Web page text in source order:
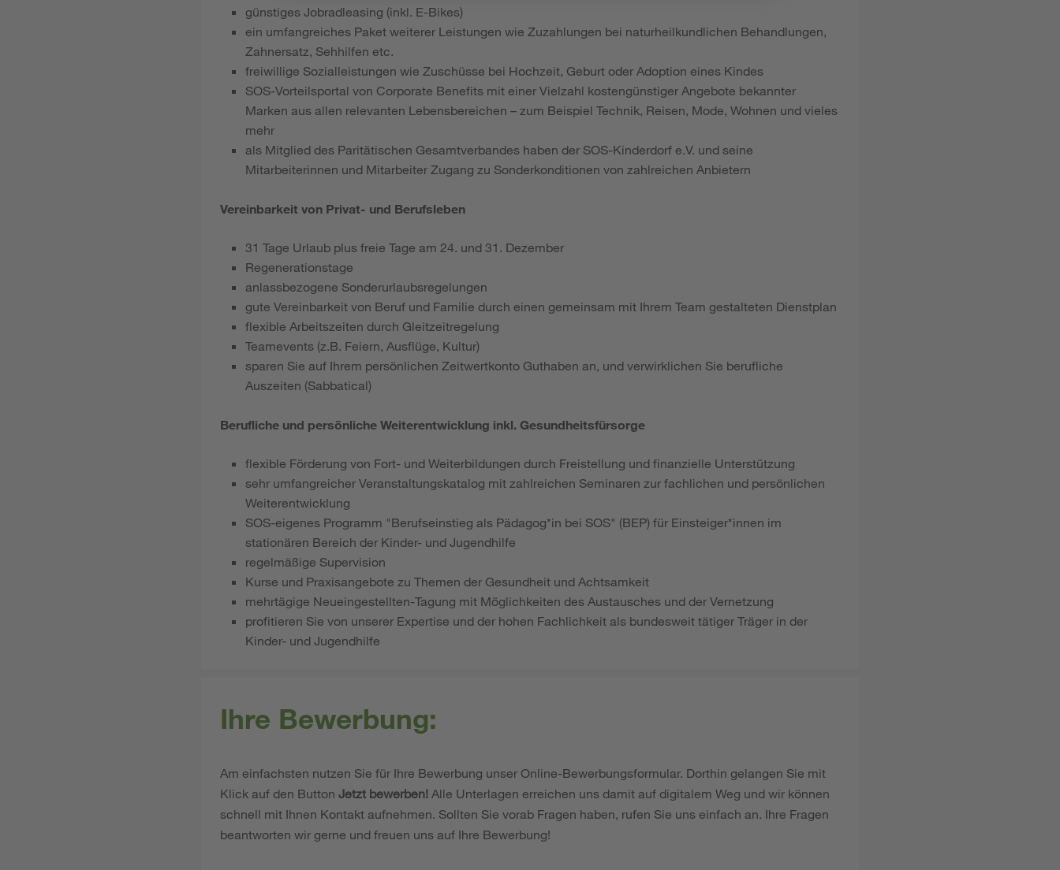
günstiges Jobradleasing (inkl. E-Bikes)
ein umfangreiches Paket weiterer Leistungen wie Zuzahlungen bei naturheilkundlichen Behandlungen,
Zahnersatz, Sehhilfen etc.
freiwillige Sozialleistungen wie Zuschüsse bei Hochzeit, Geburt oder Adoption eines Kindes
SOS-Vorteilsportal von Corporate Benefits mit einer Vielzahl kostengünstiger Angebote bekannter
Marken aus allen relevanten Lebensbereichen – zum Beispiel Technik, Reisen, Mode, Wohnen und vieles
mehr
als Mitglied des Paritätischen Gesamtverbandes haben der SOS-Kinderdorf e.V. und seine
Mitarbeiterinnen und Mitarbeiter Zugang zu Sonderkonditionen von zahlreichen Anbietern
Vereinbarkeit von Privat- und Berufsleben
31 Tage Urlaub plus freie Tage am 24. und 31. Dezember
Regenerationstage
anlassbezogene Sonderurlaubsregelungen
gute Vereinbarkeit von Beruf und Familie durch einen gemeinsam mit Ihrem Team gestalteten Dienstplan
flexible Arbeitszeiten durch Gleitzeitregelung
Teamevents (z.B. Feiern, Ausflüge, Kultur)
sparen Sie auf Ihrem persönlichen Zeitwertkonto Guthaben an, und verwirklichen Sie berufliche
Auszeiten (Sabbatical)
Berufliche und persönliche Weiterentwicklung inkl. Gesundheitsfürsorge
flexible Förderung von Fort- und Weiterbildungen durch Freistellung und finanzielle Unterstützung
sehr umfangreicher Veranstaltungskatalog mit zahlreichen Seminaren zur fachlichen und persönlichen
Weiterentwicklung
SOS-eigenes Programm "Berufseinstieg als Pädagog*in bei SOS" (BEP) für Einsteiger*innen im
stationären Bereich der Kinder- und Jugendhilfe
regelmäßige Supervision
Kurse und Praxisangebote zu Themen der Gesundheit und Achtsamkeit
mehrtägige Neueingestellten-Tagung mit Möglichkeiten des Austausches und der Vernetzung
profitieren Sie von unserer Expertise und der hohen Fachlichkeit als bundesweit tätiger Träger in der
Kinder- und Jugendhilfe
Ihre Bewerbung:
Am einfachsten nutzen Sie für Ihre Bewerbung unser Online-Bewerbungsformular. Dorthin gelangen Sie mit
Klick auf den Button Jetzt bewerben! Alle Unterlagen erreichen uns damit auf digitalem Weg und wir können
schnell mit Ihnen Kontakt aufnehmen. Sollten Sie vorab Fragen haben, rufen Sie uns einfach an. Ihre Fragen
beantworten wir gerne und freuen uns auf Ihre Bewerbung!